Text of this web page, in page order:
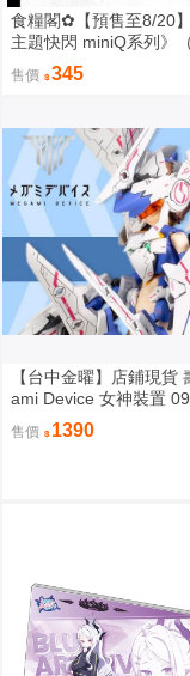
食糧閣✿【預售至8/20
主題快閃 miniQ系列》
偶）惡靈剋星／幻影敢
題快閃／宍喰野虎落／
都
售價 345
【台中金曜】店鋪現貨
ami Device 女神裝置
PTOR 白梟 猛禽 組裝模
售價 1390